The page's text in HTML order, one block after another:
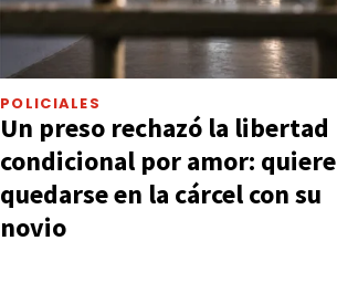
POLICIALES
Un preso rechazó la libertad
condicional por amor: quiere
quedarse en la cárcel con su
novio